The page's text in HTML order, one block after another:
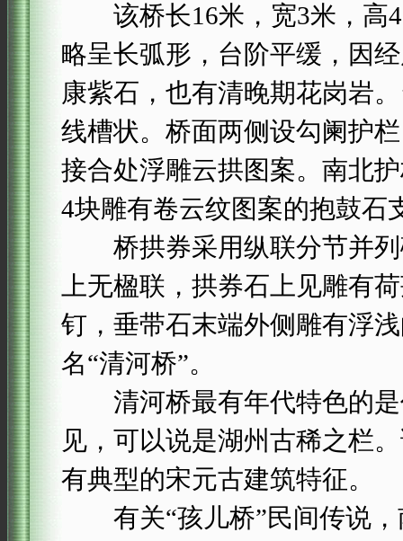
该桥长16米，宽3米，高
略呈长弧形，台阶平缓，因
康紫石，也有清晚期花岗岩
线槽状。桥面两侧设勾阑护
接合处浮雕云拱图案。南北
4块雕有卷云纹图案的抱鼓石
桥拱券采用纵联分节并列
上无楹联，拱券石上见雕有
钉，垂带石末端外侧雕有浮
名“清河桥”。
清河桥最有年代特色的是
见，可以说是湖州古稀之栏
有典型的宋元古建筑特征。
有关“孩儿桥”民间传说，